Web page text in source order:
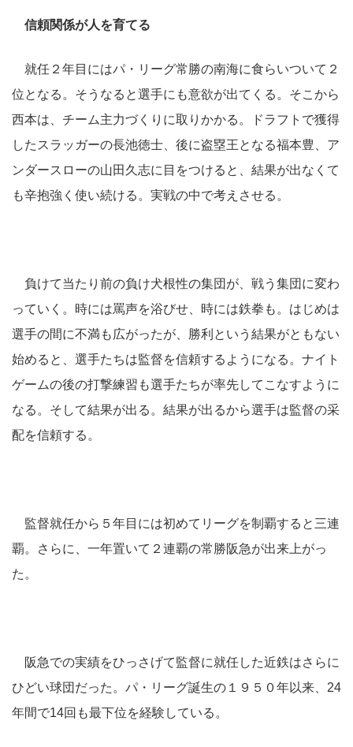
信頼関係が人を育てる
就任２年目にはパ・リーグ常勝の南海に食らいついて２
位となる。そうなると選手にも意欲が出てくる。そこから
西本は、チーム主力づくりに取りかかる。ドラフトで獲得
したスラッガーの長池徳士、後に盗塁王となる福本豊、ア
ンダースローの山田久志に目をつけると、結果が出なくて
も辛抱強く使い続ける。実戦の中で考えさせる。
負けて当たり前の負け犬根性の集団が、戦う集団に変わ
っていく。時には罵声を浴びせ、時には鉄拳も。はじめは
選手の間に不満も広がったが、勝利という結果がともない
始めると、選手たちは監督を信頼するようになる。ナイト
ゲームの後の打撃練習も選手たちが率先してこなすように
なる。そして結果が出る。結果が出るから選手は監督の采
配を信頼する。
監督就任から５年目には初めてリーグを制覇すると三連
覇。さらに、一年置いて２連覇の常勝阪急が出来上がっ
た。
阪急での実績をひっさげて監督に就任した近鉄はさらに
ひどい球団だった。パ・リーグ誕生の１９５０年以来、24
年間で14回も最下位を経験している。